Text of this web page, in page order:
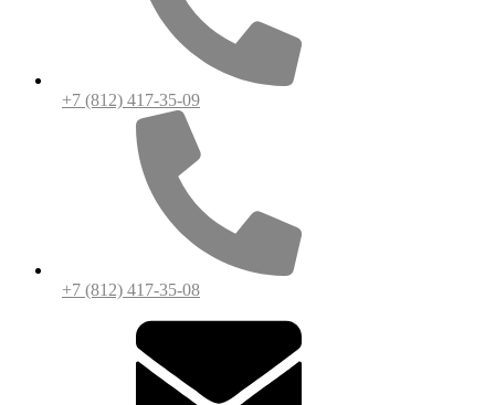
+7 (812) 417-35-09
+7 (812) 417-35-08